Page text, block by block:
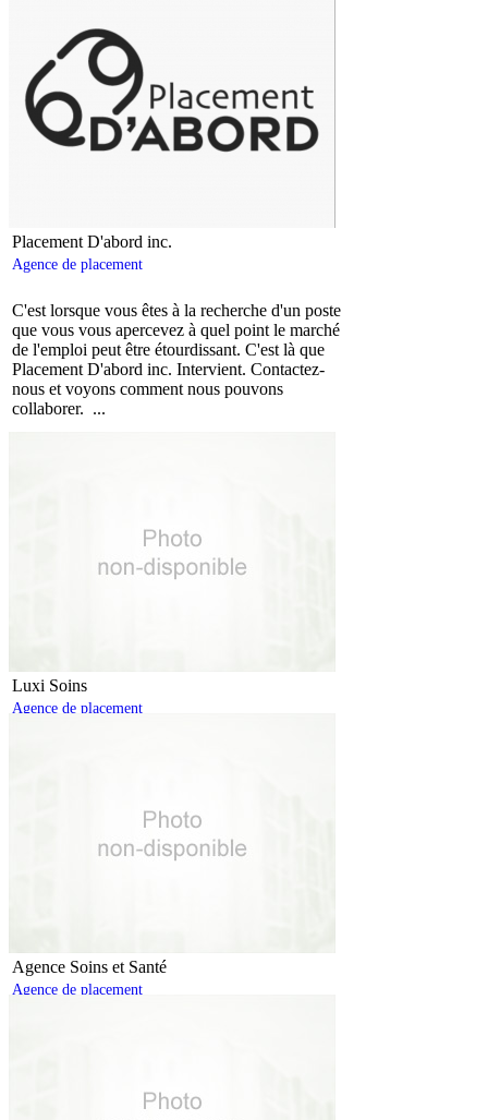
Placement D'abord inc.
Agence de placement
C'est lorsque vous êtes à la recherche d'un poste
que vous vous apercevez à quel point le marché
de l'emploi peut être étourdissant. C'est là que
Placement D'abord inc. Intervient. Contactez-
nous et voyons comment nous pouvons
collaborer. ...
Luxi Soins
Agence de placement
Agence Soins et Santé
Agence de placement